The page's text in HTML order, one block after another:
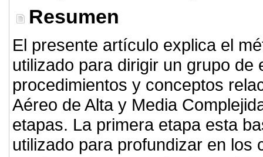
Resumen
El presente artículo explica el
utilizado para dirigir un grupo
procedimientos y conceptos
Aéreo de Alta y Media
etapas. La primera etapa esta
utilizado para profundizar en los